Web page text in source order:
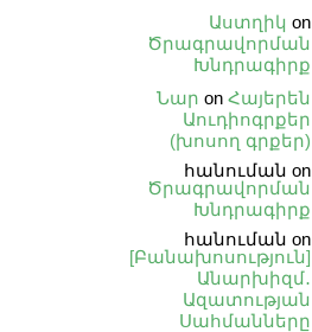
Աստղիկ on
Ծրագրավորման
Խնդրագիրք
Նար on Հայերեն
Աուդիոգրքեր
(խոսող գրքեր)
հանուման on
Ծրագրավորման
Խնդրագիրք
հանուման on
[Բանախոսություն]
Անարխիզմ․
Ազատության
Սահմանները